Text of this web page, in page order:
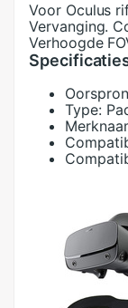
Voor Oculus
Vervanging.
Verhoogde
Type: